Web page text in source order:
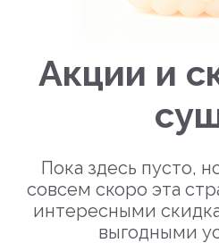
Акции и
Пока здесь пусто,
совсем скоро эта
интересными
выгодными